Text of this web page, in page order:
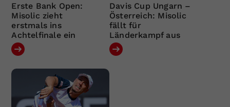
Erste Bank Open:
Misolic zieht
erstmals ins
Achtelfinale ein
Davis Cup Ungarn –
Österreich: Misolic
fällt für
Länderkampf aus